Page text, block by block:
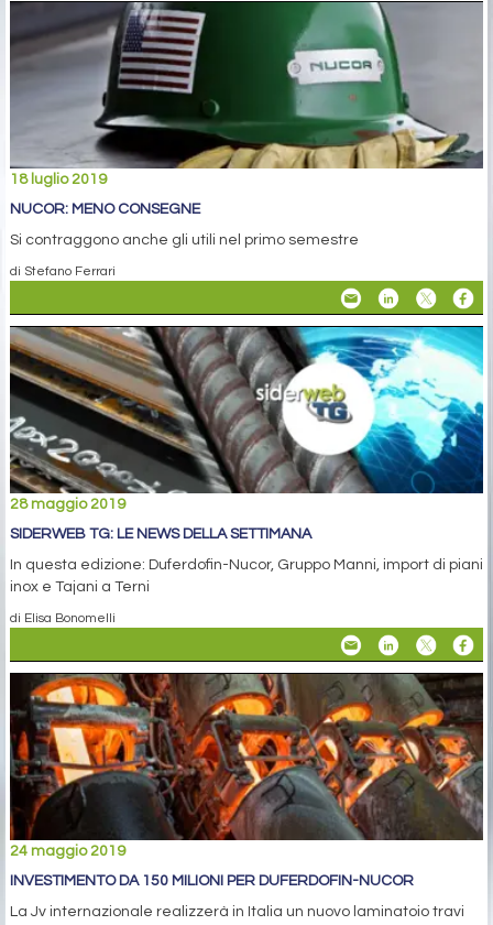
18 luglio 2019
NUCOR: MENO CONSEGNE
Si contraggono anche gli utili nel primo semestre
di Stefano Ferrari
28 maggio 2019
SIDERWEB TG: LE NEWS DELLA SETTIMANA
In questa edizione: Duferdofin-Nucor, Gruppo Manni, import di piani
inox e Tajani a Terni
di Elisa Bonomelli
24 maggio 2019
INVESTIMENTO DA 150 MILIONI PER DUFERDOFIN-NUCOR
La Jv internazionale realizzerà in Italia un nuovo laminatoio travi